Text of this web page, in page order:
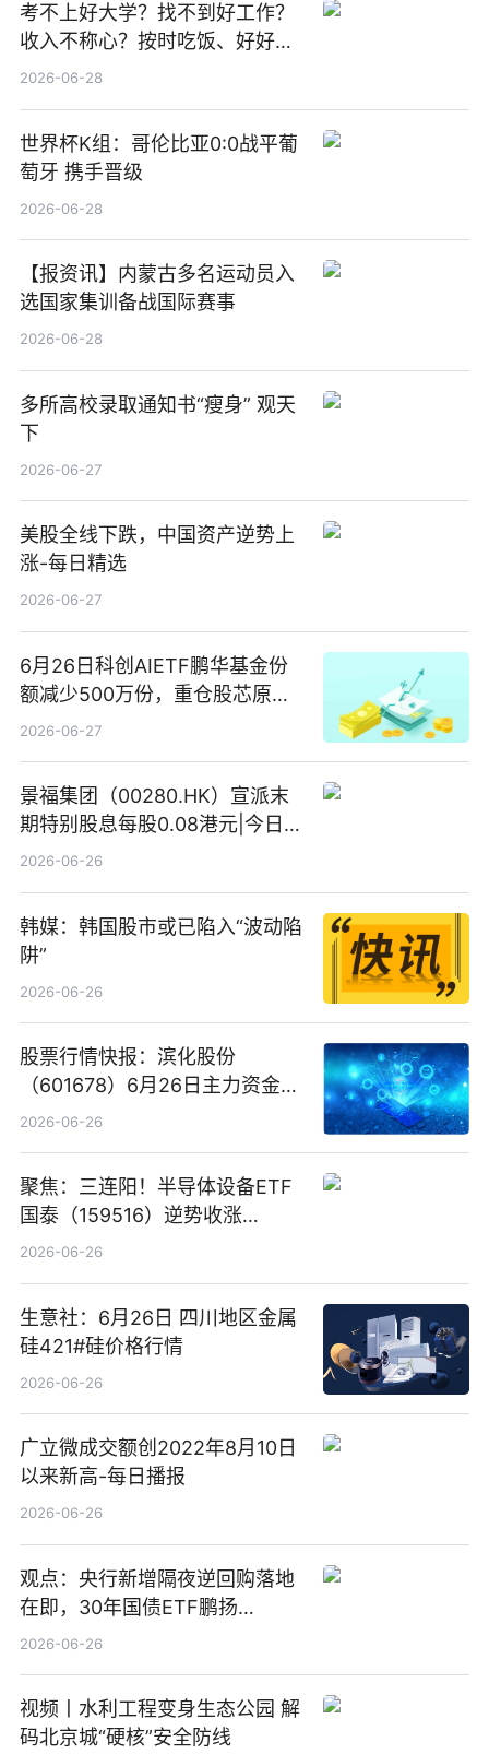
考不上好大学？找不到好工作？
收入不称心？按时吃饭、好好睡
觉
2026-06-28
世界杯K组：哥伦比亚0:0战平葡
萄牙 携手晋级
2026-06-28
【报资讯】内蒙古多名运动员入
选国家集训备战国际赛事
2026-06-28
多所高校录取通知书“瘦身” 观天
下
2026-06-27
美股全线下跌，中国资产逆势上
涨-每日精选
2026-06-27
6月26日科创AIETF鹏华基金份
额减少500万份，重仓股芯原股
份、寒武纪、澜起科技 观速讯
2026-06-27
景福集团（00280.HK）宣派末
期特别股息每股0.08港元|今日快
看
2026-06-26
韩媒：韩国股市或已陷入“波动陷
阱”
2026-06-26
股票行情快报：滨化股份
（601678）6月26日主力资金净
卖出5964.34万元
2026-06-26
聚焦：三连阳！半导体设备ETF
国泰（159516）逆势收涨
3.5%，近10日累计净流入超65
2026-06-26
生意社：6月26日 四川地区金属
硅421#硅价格行情
2026-06-26
广立微成交额创2022年8月10日
以来新高-每日播报
2026-06-26
观点：央行新增隔夜逆回购落地
在即，30年国债ETF鹏扬
(511090) 盘中小幅上涨
2026-06-26
视频丨水利工程变身生态公园 解
码北京城“硬核”安全防线